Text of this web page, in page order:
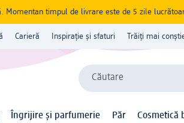
Momentan timpul de livrare este de 5 zile
Carieră Inspirație și sfaturi Trăiți mai
Căutare
Îngrijire și parfumerie Păr Cosmetică